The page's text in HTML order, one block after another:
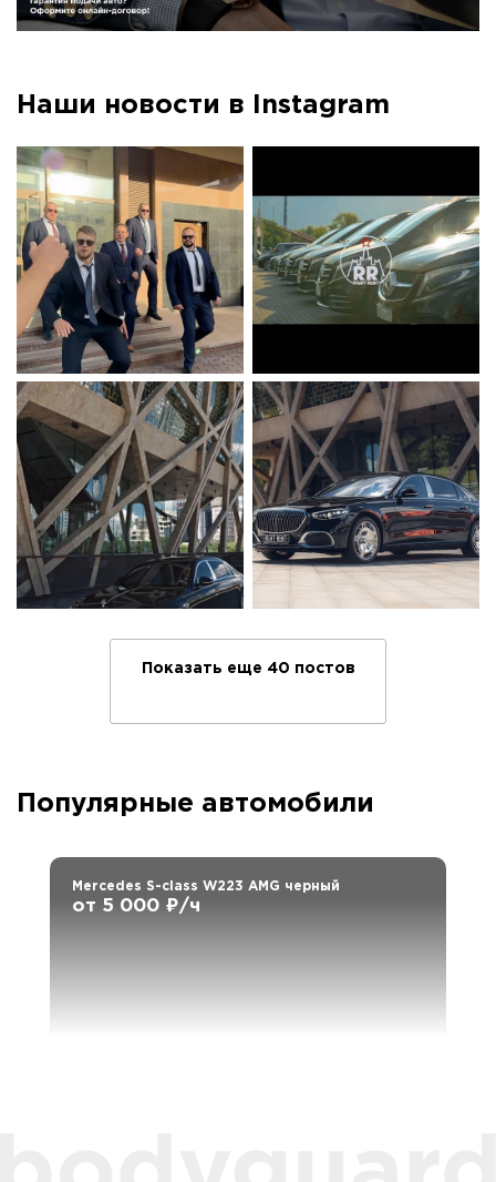
Наши новости в Instagram
Показать еще 40 постов
Популярные автомобили
Mercedes S-class W223 AMG черный
от 5 000 ₽/ч